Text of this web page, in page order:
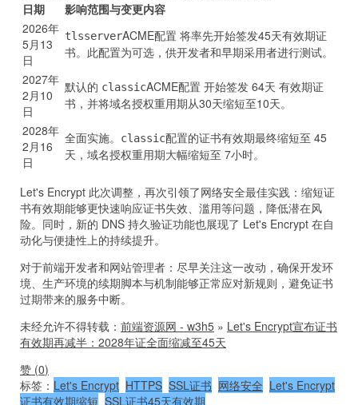
日期
影响范围与变更内容
2026年
5月13
日
tlsserverACME配置 将率先开始签发45天有效期证
书。此配置为可选，供开发者和早期采用者进行测试。
2027年
2月10
日
默认的 classicACME配置 开始签发 64天 有效期证
书，并将域名授权重用期从30天缩短至10天。
2028年
2月16
日
全面实施。 classic配置的证书有效期最终缩短至 45
天，域名授权重用期大幅缩短至 7小时。
Let's Encrypt 此次调整，再次引领了网络安全最佳实践：缩短证
书有效期能够更快速响应证书失效、滥用等问题，降低潜在风
险。同时，新的 DNS 持久验证功能也展现了 Let's Encrypt 在自
动化与便捷性上的持续提升。
对于前端开发者和网站管理者：尽早关注这一改动，确保开发环
境、生产环境的续期脚本与机制能够正常应对新规则，避免证书
过期带来的服务中断。
未经允许不得转载： 前端资源网 - w3h5 » Let's Encrypt宣布证书
有效期再减半：2028年证全面缩减至45天
赞 (0)
标签： Let's Encrypt HTTPS SSL证书 网络安全 Let's Encrypt
证书有效期缩短 SSL证书45天有效期